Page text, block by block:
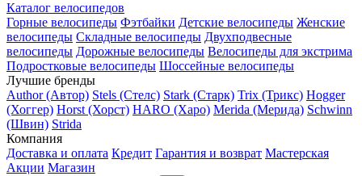
Каталог велосипедов
Горные велосипеды Фэтбайки Детские велосипеды Женские
велосипеды Складные велосипеды Двухподвесные
велосипеды Дорожные велосипеды Велосипеды для экстрима
Подростковые велосипеды Шоссейные велосипеды
Лучшие бренды
Author (Автор) Stels (Стелс) Stark (Старк) Trix (Трикс) Hogger
(Хоггер) Horst (Хорст) HARO (Харо) Merida (Мерида) Schwinn
(Швин) Strida
Компания
Доставка и оплата Кредит Гарантия и возврат Мастерская
Акции Магазин